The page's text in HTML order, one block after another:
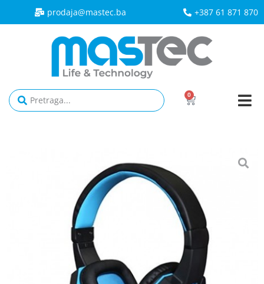
prodaja@mastec.ba​ +387 61 871 870
0